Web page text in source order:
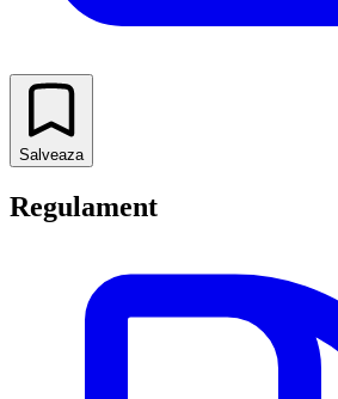
Salveaza
Regulament